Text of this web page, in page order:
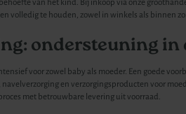
van het kind. Bij inkoop via onze
volledig te houden, zowel in winkels als binnen
ondersteuning in
voor zowel baby als moeder. Een goede
en verzorgingsproducten voor
met betrouwbare levering uit voorraad.